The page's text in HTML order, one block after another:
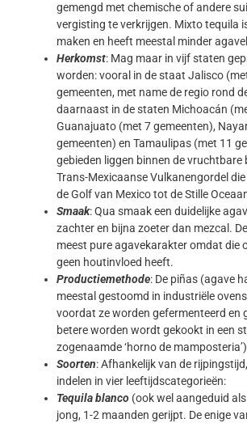
gemengd met chemische of andere
vergisting te verkrijgen. Mixto tequila
maken en heeft meestal minder
Herkomst: Mag maar in vijf staten
worden: vooral in de staat Jalisco
gemeenten, met name de regio rond
daarnaast in de staten Michoacán
Guanajuato (met 7 gemeenten),
gemeenten) en Tamaulipas (met 11
gebieden liggen binnen de vruchtbare
Trans-Mexicaanse Vulkanengordel
de Golf van Mexico tot de Stille
Smaak: Qua smaak een duidelijke
zachter en bijna zoeter dan mezcal.
meest pure agavekarakter omdat die
geen houtinvloed heeft.
Productiemethode: De piñas (agave
meestal gestoomd in industriële
voordat ze worden gefermenteerd en
betere worden wordt gekookt in een
zogenaamde ‘horno de
Soorten: Afhankelijk van de
indelen in vier leeftijdscategorieën:
Tequila blanco(ook wel aangeduid als
jong, 1-2 maanden gerijpt. De enige